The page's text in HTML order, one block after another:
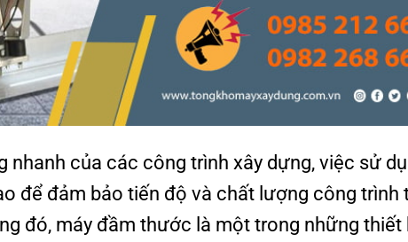
nhanh của các công trình xây dựng, việc sử
để đảm bảo tiến độ và chất lượng công trình
đó, máy đầm thước là một trong những thiết